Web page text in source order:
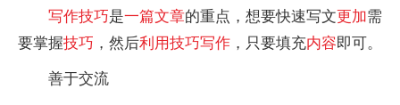
写作技巧是一篇文章的重点，想要快速写文更加需
要掌握技巧 ，然后利用技巧写作 ，只要填充内容即可。
善于交流